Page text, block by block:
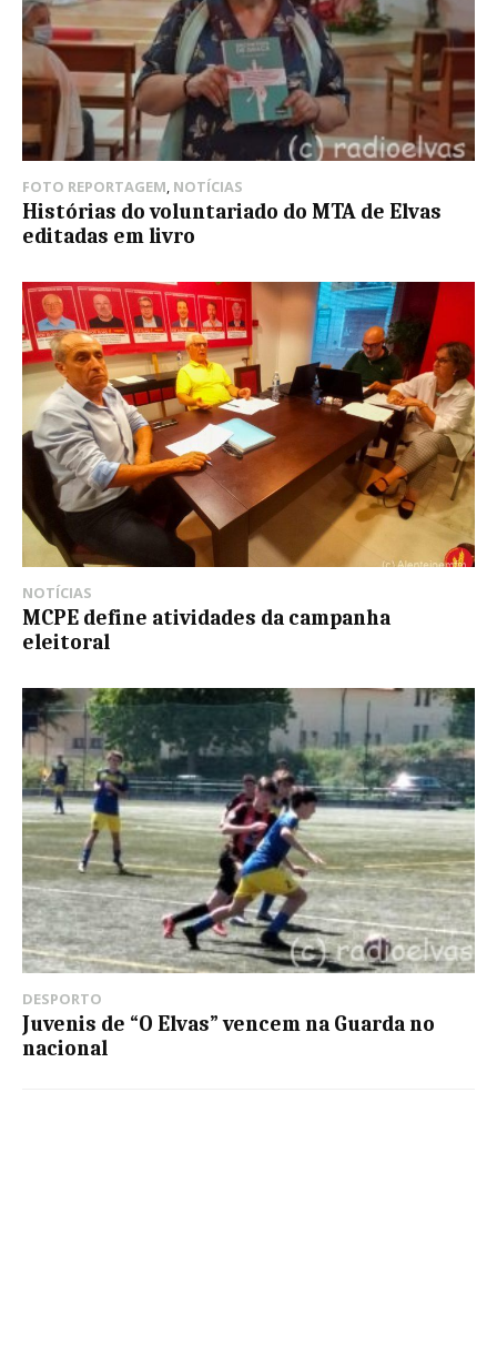
FOTO REPORTAGEM, NOTÍCIAS
Histórias do voluntariado do MTA de Elvas
editadas em livro
NOTÍCIAS
MCPE define atividades da campanha
eleitoral
DESPORTO
Juvenis de “O Elvas” vencem na Guarda no
nacional